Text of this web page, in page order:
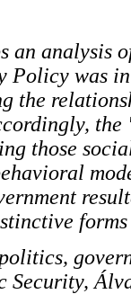
an analysis
Policy was
the
those
Security,